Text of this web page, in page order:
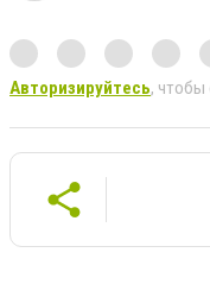
Авторизируйтесь, чтобы